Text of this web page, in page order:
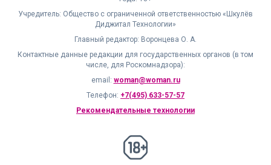
Учредитель: Общество с ограниченной ответственностью «Шкулёв
Диджитал Технологии»
Главный редактор: Воронцева О. А.
Контактные данные редакции для государственных органов (в том
числе, для Роскомнадзора):
email: woman@woman.ru
Телефон: +7(495) 633-57-57
Рекомендательные технологии
18+